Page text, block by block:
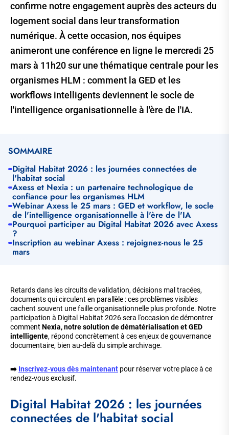
confirme notre engagement auprès des acteurs du
logement social dans leur transformation
numérique. À cette occasion, nos équipes
animeront une conférence en ligne le mercredi 25
mars à 11h20 sur une thématique centrale pour les
organismes HLM : comment la GED et les
workflows intelligents deviennent le socle de
l'intelligence organisationnelle à l'ère de l'IA.
SOMMAIRE
Digital Habitat 2026 : les journées connectées de
l'habitat social
Axess et Nexia : un partenaire technologique de
confiance pour les organismes HLM
Webinar Axess le 25 mars : GED et workflow, le socle
de l'intelligence organisationnelle à l'ère de l'IA
Pourquoi participer au Digital Habitat 2026 avec Axess
?
Inscription au webinar Axess : rejoignez-nous le 25
mars
Retards dans les circuits de validation, décisions mal tracées,
documents qui circulent en parallèle : ces problèmes visibles
cachent souvent une faille organisationnelle plus profonde. Notre
participation à Digital Habitat 2026 sera l'occasion de démontrer
comment Nexia, notre solution de dématérialisation et GED
intelligente, répond concrètement à ces enjeux de gouvernance
documentaire, bien au-delà du simple archivage.
➡️ Inscrivez-vous dès maintenant pour réserver votre place à ce
rendez-vous exclusif.
Digital Habitat 2026 : les journées
connectées de l'habitat social